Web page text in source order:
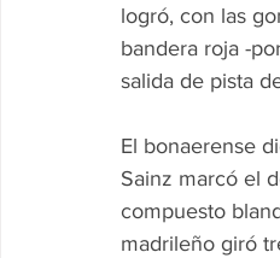
logró, con las
bandera roja -
salida de pista
El bonaerense
Sainz marcó el
compuesto
madrileño giró